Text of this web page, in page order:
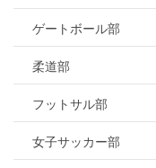
ゲートボール部
柔道部
フットサル部
女子サッカー部